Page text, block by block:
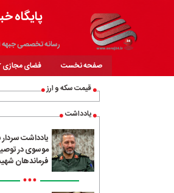
پایگاه
رسانه تخصصی جبهه
صفحه نخست فضای مجازی
قیمت سکه و ارز
یادداشت
یادداشت
موسوی در
فرماندهان
•••